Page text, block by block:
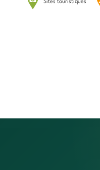
Sites touristiques